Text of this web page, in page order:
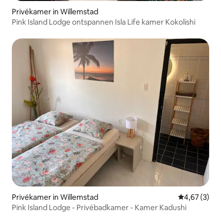
Privékamer in Willemstad
Pink Island Lodge ontspannen Isla Life kamer Kokolishi
Privékamer in Willemstad
4,67 (3)
Pink Island Lodge - Privébadkamer - Kamer Kadushi